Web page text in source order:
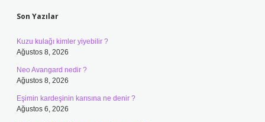
Son Yazılar
Kuzu kulağı kimler yiyebilir ?
Ağustos 8, 2026
Neo Avangard nedir ?
Ağustos 8, 2026
Eşimin kardeşinin karısına ne denir ?
Ağustos 6, 2026